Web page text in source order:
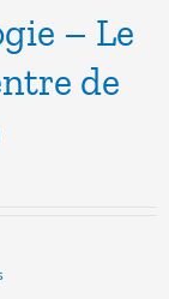
– Le
de